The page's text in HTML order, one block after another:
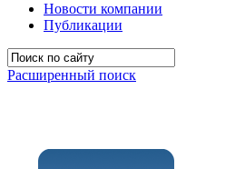
Новости компании
Публикации
Расширенный поиск